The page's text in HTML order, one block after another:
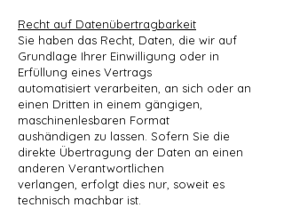
Recht auf Datenübertragbarkeit
Sie haben das Recht, Daten, die wir auf
Grundlage Ihrer Einwilligung oder in
Erfüllung eines Vertrags
automatisiert verarbeiten, an sich oder an
einen Dritten in einem gängigen,
maschinenlesbaren Format
aushändigen zu lassen. Sofern Sie die
direkte Übertragung der Daten an einen
anderen Verantwortlichen
verlangen, erfolgt dies nur, soweit es
technisch machbar ist.